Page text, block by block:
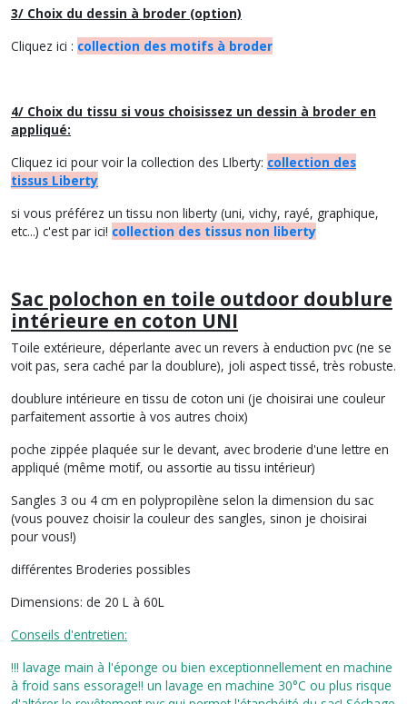
3/ Choix du dessin à broder (option)
Cliquez ici : collection des motifs à broder
4/ Choix du tissu si vous choisissez un dessin à broder en
appliqué:
Cliquez ici pour voir la collection des LIberty: collection des
tissus Liberty
si vous préférez un tissu non liberty (uni, vichy, rayé, graphique,
etc...) c'est par ici! collection des tissus non liberty
Sac polochon en toile outdoor doublure
intérieure en coton UNI
Toile extérieure, déperlante avec un revers à enduction pvc (ne se
voit pas, sera caché par la doublure), joli aspect tissé, très robuste.
doublure intérieure en tissu de coton uni (je choisirai une couleur
parfaitement assortie à vos autres choix)
poche zippée plaquée sur le devant, avec broderie d'une lettre en
appliqué (même motif, ou assortie au tissu intérieur)
Sangles 3 ou 4 cm en polypropilène selon la dimension du sac
(vous pouvez choisir la couleur des sangles, sinon je choisirai
pour vous!)
différentes Broderies possibles
Dimensions: de 20 L à 60L
Conseils d'entretien:
!!! lavage main à l'éponge ou bien exceptionnellement en machine
à froid sans essorage!! un lavage en machine 30°C ou plus risque